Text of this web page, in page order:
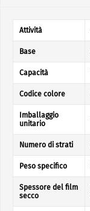
Attività
Base
Capacità
Codice colore
Imballaggio
unitario
Numero di strati
Peso specifico
Spessore del film
secco